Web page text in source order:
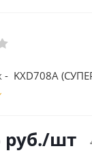
- KXD708А
руб./шт